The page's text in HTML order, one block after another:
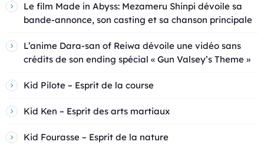
Le film Made in Abyss: Mezameru Shinpi dévoile sa
bande-annonce, son casting et sa chanson principale
L’anime Dara-san of Reiwa dévoile une vidéo sans
crédits de son ending spécial « Gun Valsey’s Theme »
Kid Pilote – Esprit de la course
Kid Ken – Esprit des arts martiaux
Kid Fourasse – Esprit de la nature